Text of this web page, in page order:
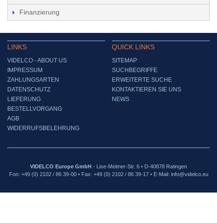
Finanzierung
LINKS
VIDELCO - ABOUT US
IMPRESSUM
ZAHLUNGSARTEN
DATENSCHUTZ
LIEFERUNG
BESTELLVORGANG
AGB
WIDERRUFSBELEHRUNG
QUICK LINKS
SITEMAP
SUCHBEGRIFFE
ERWEITERTE SUCHE
KONTAKTIEREN SIE UNS
NEWS
VIDELCO Europe GmbH - Lise-Meitner-Str. 6 • D-40878 Ratingen
Fon: +49 (0) 2102 / 86 39-00 • Fax: +49 (0) 2102 / 86 39-17 • E-Mail: info@videlco.eu